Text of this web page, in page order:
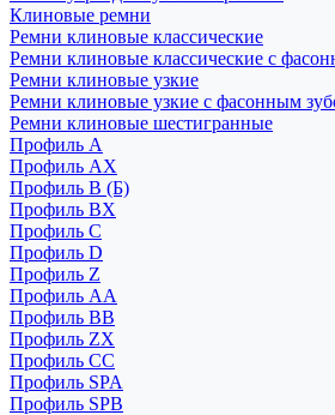
Клиновые ремни
Ремни клиновые классические
Ремни клиновые классические с
Ремни клиновые узкие
Ремни клиновые узкие с фасонным
Ремни клиновые шестигранные
Профиль A
Профиль AX
Профиль B (Б)
Профиль BX
Профиль C
Профиль D
Профиль Z
Профиль АА
Профиль BB
Профиль ZX
Профиль CC
Профиль SPA
Профиль SPB